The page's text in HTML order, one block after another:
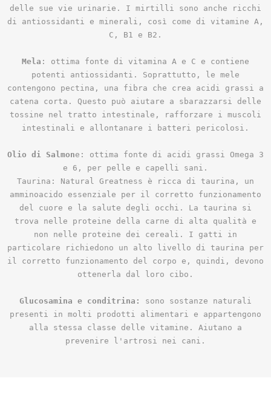
delle sue vie urinarie. I mirtilli sono anche ricchi
di antiossidanti e minerali, così come di vitamine A,
C, B1 e B2.
Mela : ottima fonte di vitamina A e C e contiene
potenti antiossidanti. Soprattutto, le mele
contengono pectina, una fibra che crea acidi grassi a
catena corta. Questo può aiutare a sbarazzarsi delle
tossine nel tratto intestinale, rafforzare i muscoli
intestinali e allontanare i batteri pericolosi.
Olio di Salmone: ottima fonte di acidi grassi Omega 3
e 6, per pelle e capelli sani.
Taurina: Natural Greatness è ricca di taurina, un
amminoacido essenziale per il corretto funzionamento
del cuore e la salute degli occhi. La taurina si
trova nelle proteine ​​della carne di alta qualità e
non nelle proteine ​​dei cereali. I gatti in
particolare richiedono un alto livello di taurina per
il corretto funzionamento del corpo e, quindi, devono
ottenerla dal loro cibo.
Glucosamina e conditrina:
sono sostanze naturali
presenti in molti prodotti alimentari e appartengono
alla stessa classe delle vitamine. Aiutano a
prevenire l'artrosi nei cani.